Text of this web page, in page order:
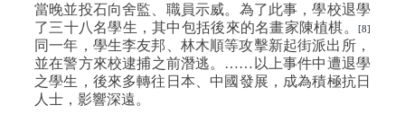
當晚並投石向舍監、職員示威。為了此事，學校退學
了三十八名學生，其中包括後來的名畫家陳植棋。
[8]
同一年，學生李友邦、林木順等攻擊新起街派出所，
並在警方來校逮捕之前潛逃。……以上事件中遭退學
之學生，後來多轉往日本、中國發展，成為積極抗日
人士，影響深遠。